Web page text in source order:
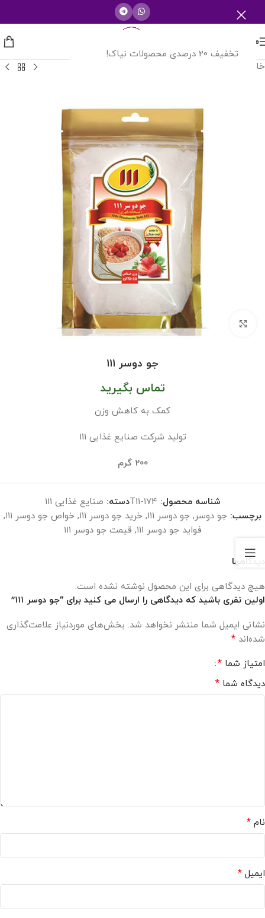
تخفیف 20 درصدی محصولات نیاک!
منو
خانه
بزرگنمایی تصویر
جو دوسر ۱۱۱
تماس بگیرید
کمک به کاهش وزن
تولید شرکت صنایع غذایی 111
200 گرم
شناسه محصول: T11-174دسته: صنایع غذایی 111
برچسب: جو دوسر, جو دوسر ۱۱۱ , خرید جو دوسر ۱۱۱ , خواص جو دوسر ۱۱۱
,
فواید جو دوسر ۱۱۱
, قیمت جو دوسر ۱۱۱
دیدگاهها
هیچ دیدگاهی برای این محصول نوشته نشده است.
اولین نفری باشید که دیدگاهی را ارسال می کنید برای “جو دوسر ۱۱۱”
نشانی ایمیل شما منتشر نخواهد شد. بخش‌های موردنیاز علامت‌گذاری
شده‌اند *
امتیاز شما *
دیدگاه شما *
نام *
ایمیل *